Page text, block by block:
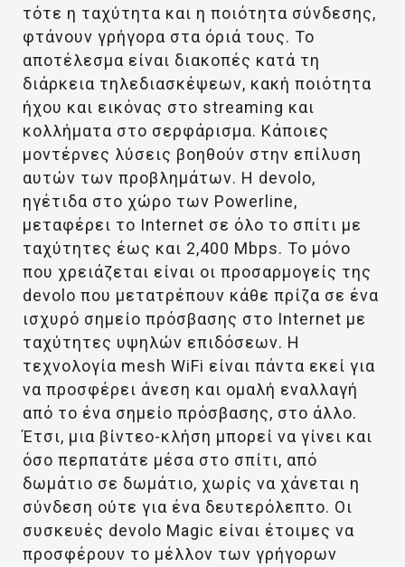
τότε η ταχύτητα και η ποιότητα σύνδεσης,
φτάνουν γρήγορα στα όριά τους. Το
αποτέλεσμα είναι διακοπές κατά τη
διάρκεια τηλεδιασκέψεων, κακή ποιότητα
ήχου και εικόνας στο streaming και
κολλήματα στο σερφάρισμα. Κάποιες
μοντέρνες λύσεις βοηθούν στην επίλυση
αυτών των προβλημάτων. Η devolo,
ηγέτιδα στο χώρο των Powerline,
μεταφέρει το Internet σε όλο το σπίτι με
ταχύτητες έως και 2,400 Mbps. Το μόνο
που χρειάζεται είναι οι προσαρμογείς της
devolo που μετατρέπουν κάθε πρίζα σε ένα
ισχυρό σημείο πρόσβασης στο Internet με
ταχύτητες υψηλών επιδόσεων. Η
τεχνολογία mesh WiFi είναι πάντα εκεί για
να προσφέρει άνεση και ομαλή εναλλαγή
από το ένα σημείο πρόσβασης, στο άλλο.
Έτσι, μια βίντεο-κλήση μπορεί να γίνει και
όσο περπατάτε μέσα στο σπίτι, από
δωμάτιο σε δωμάτιο, χωρίς να χάνεται η
σύνδεση ούτε για ένα δευτερόλεπτο. Οι
συσκευές devolo Magic είναι έτοιμες να
προσφέρουν το μέλλον των γρήγορων